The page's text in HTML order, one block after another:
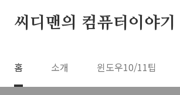
씨디맨의 컴퓨터이야기
홈 소개 윈도우10/11팁